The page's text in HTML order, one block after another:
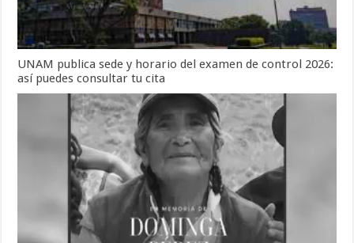
UNAM publica sede y horario del examen de control 2026:
así puedes consultar tu cita